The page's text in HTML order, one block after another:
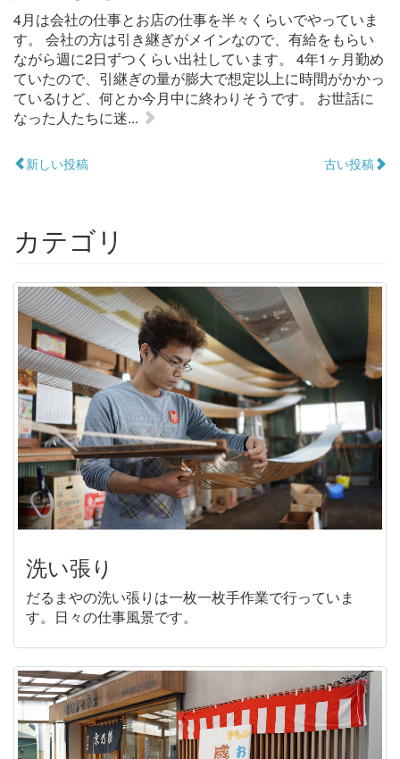
4月は会社の仕事とお店の仕事を半々くらいでやっていま
す。 会社の方は引き継ぎがメインなので、有給をもらい
ながら週に2日ずつくらい出社しています。 4年1ヶ月勤め
ていたので、引継ぎの量が膨大で想定以上に時間がかかっ
ているけど、何とか今月中に終わりそうです。 お世話に
なった人たちに迷...
新しい投稿 古い投稿
カテゴリ
洗い張り
だるまやの洗い張りは一枚一枚手作業で行っていま
す。日々の仕事風景です。